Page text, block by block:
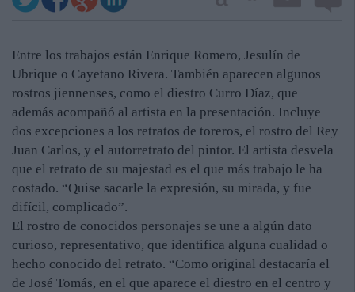
Entre los trabajos están Enrique Romero, Jesulín de
Ubrique o Cayetano Rivera. También aparecen algunos
rostros jiennenses, como el diestro Curro Díaz, que
además acompañó al artista en la presentación. Incluye
dos excepciones a los retratos de toreros, el rostro del Rey
Juan Carlos, y el autorretrato del pintor. El artista desvela
que el retrato de su majestad es el que más trabajo le ha
costado. “Quise sacarle la expresión, su mirada, y fue
difícil, complicado”.
El rostro de conocidos personajes se une a algún dato
curioso, representativo, que identifica alguna cualidad o
hecho conocido del retrato. “Como original destacaría el
de José Tomás, en el que aparece el diestro en el centro y